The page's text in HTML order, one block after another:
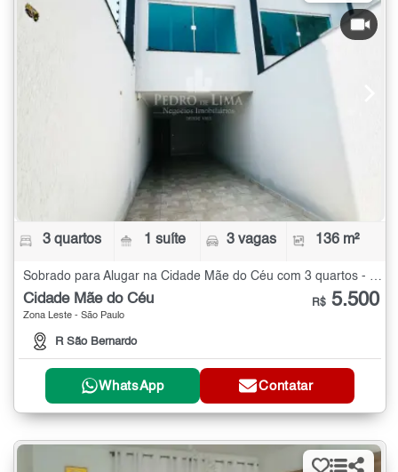
3 quartos 1 suíte 3 vagas 136 m²
Sobrado para Alugar na Cidade Mãe do Céu com 3 quartos - 136 m²
Cidade Mãe do Céu
Zona Leste - São Paulo
R São Bernardo
R$ 5.500
WhatsApp Contatar